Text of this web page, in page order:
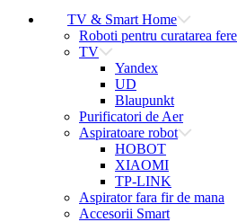
TV & Smart Home
Roboti pentru curatarea
TV
Yandex
UD
Blaupunkt
Purificatori de Aer
Aspiratoare robot
HOBOT
XIAOMI
TP-LINK
Aspirator fara fir de mana
Accesorii Smart